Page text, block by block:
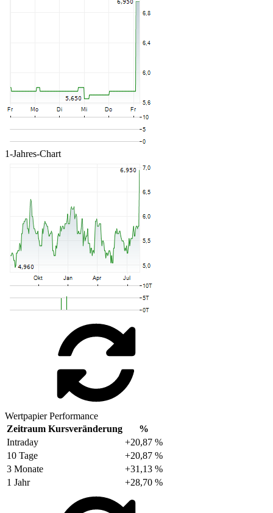
1-Jahres-Chart
Wertpapier Performance
Zeitraum Kursveränderung
%
Intraday
+20,87 %
10 Tage
+20,87 %
3 Monate
+31,13 %
1 Jahr
+28,70 %